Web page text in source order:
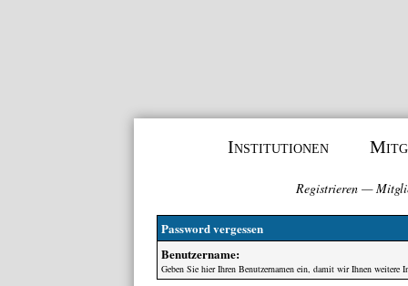
Institutionen
Registrieren—
Password vergessen
Benutzername:
Geben Sie hier Ihren Benutzernamen ein, damit wir Ihnen weitere